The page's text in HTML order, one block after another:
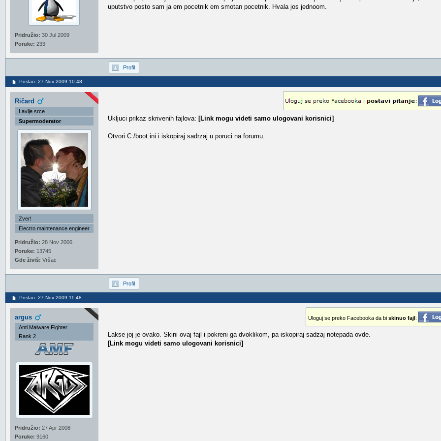
Pridružio: 30 Jul 2009
Poruke: 233
uputstvo posto sam ja em pocetnik em smotan pocetnik. Hvala jos jednoom.
Profil
Poslao: 27 Nov 2009 10:48
Ričard
Lavlje srce
Supermoderator
Zver!
Electro maintenance engineer
Pridružio: 28 Nov 2006
Poruke: 13745
Gde živiš: Vršac
Ukljuci prikaz skrivenih fajlova: [Link mogu videti samo ulogovani korisnici]
Otvori C:/boot.ini i iskopiraj sadrzaj u poruci na forumu.
Profil
Poslao: 27 Nov 2009 11:48
argus
Anti Malware Fighter
Rank 2
Pridružio: 27 Apr 2008
Poruke: 9160
Uloguj se preko Facebooka da bi skinuo fajl:
Lakse joj je ovako. Skini ovaj fajl i pokreni ga dvoklikom, pa iskopiraj sadzaj notepada ovde.
[Link mogu videti samo ulogovani korisnici]